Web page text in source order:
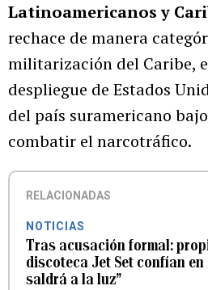
Latinoamericanos y
rechace de manera
militarización del Caribe,
despliegue de Estados
del país suramericano
combatir el narcotráfico.
RELACIONADAS
NOTICIAS
Tras acusación formal:
discoteca Jet Set confían
saldrá a la luz”